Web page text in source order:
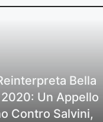
Bella
Un Appello
Contro Salvini,